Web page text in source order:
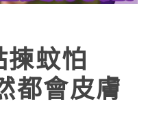
揀蚊怕
都會皮膚